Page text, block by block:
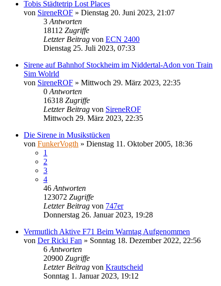
Tobis Städtetrip Lost Places
von SireneROF » Dienstag 20. Juni 2023, 21:07
3 Antworten
18112 Zugriffe
Letzter Beitrag von ECN 2400
Dienstag 25. Juli 2023, 07:33
Sirene auf Bahnhof Stockheim im Niddertal-Adon von Train
Sim Wolrld
von SireneROF » Mittwoch 29. März 2023, 22:35
0 Antworten
16318 Zugriffe
Letzter Beitrag von SireneROF
Mittwoch 29. März 2023, 22:35
Die Sirene in Musikstücken
von FunkerVogth » Dienstag 11. Oktober 2005, 18:36
1
2
3
4
46 Antworten
123072 Zugriffe
Letzter Beitrag von 747er
Donnerstag 26. Januar 2023, 19:28
Vermutlich Aktive F71 Beim Warntag Aufgenommen
von Der Ricki Fan » Sonntag 18. Dezember 2022, 22:56
6 Antworten
20900 Zugriffe
Letzter Beitrag von Krautscheid
Sonntag 1. Januar 2023, 19:12